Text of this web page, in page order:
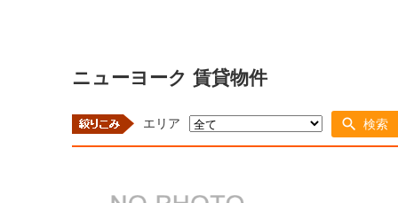
ニューヨーク 賃貸物件
エリア 検索